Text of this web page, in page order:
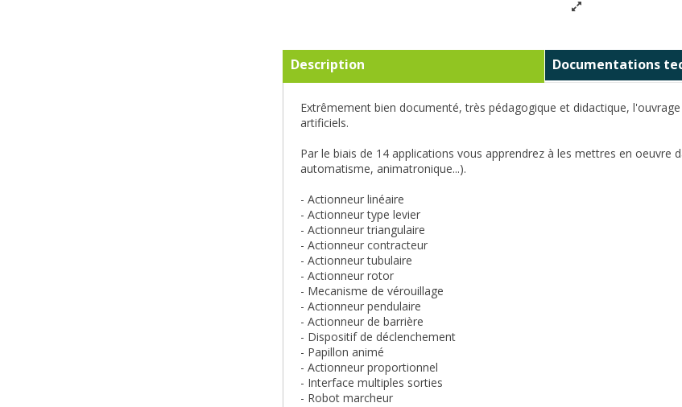
Description Documentations
Extrêmement bien documenté, très pédagogique et didactique,
artificiels.
Par le biais de 14 applications vous apprendrez à les mettres en
automatisme, animatronique...).
- Actionneur linéaire
- Actionneur type levier
- Actionneur triangulaire
- Actionneur contracteur
- Actionneur tubulaire
- Actionneur rotor
- Mecanisme de vérouillage
- Actionneur pendulaire
- Actionneur de barrière
- Dispositif de déclenchement
- Papillon animé
- Actionneur proportionnel
- Interface multiples sorties
- Robot marcheur